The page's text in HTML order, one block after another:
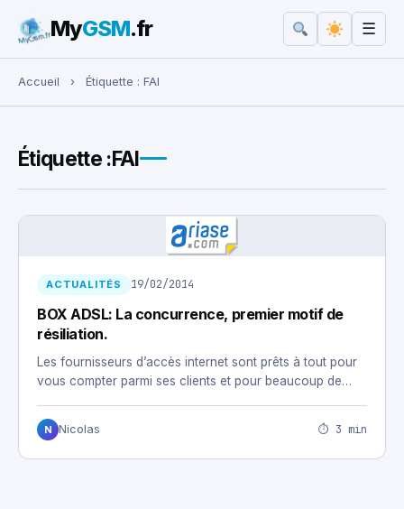
Rechercher :
MyGSM.fr ☰
Accueil › Étiquette : FAI
Étiquette :FAI
ACTUALITÉS 19/02/2014
BOX ADSL: La concurrence, premier motif de
résiliation.
Les fournisseurs d’accès internet sont prêts à tout pour
vous compter parmi ses clients et pour beaucoup de…
N Nicolas ⏱ 3 min